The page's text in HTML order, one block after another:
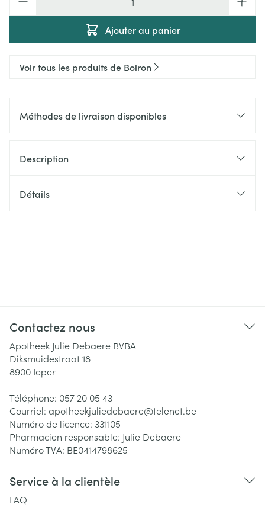
Ajouter au panier
Voir tous les produits de Boiron
Méthodes de livraison disponibles
Description
Détails
Contactez nous
Apotheek Julie Debaere BVBA
Diksmuidestraat 18
8900 Ieper
Téléphone: 057 20 05 43
Courriel: apotheekjuliedebaere@telenet.be
Numéro de licence: 331105
Pharmacien responsable: Julie Debaere
Numéro TVA: BE0414798625
Service à la clientèle
FAQ